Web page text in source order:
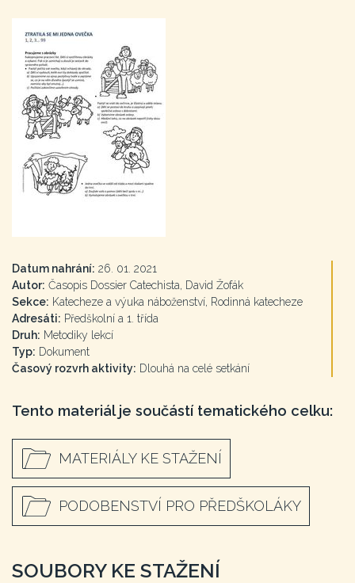
Datum nahrání: 26. 01. 2021
Autor: Časopis Dossier Catechista, David Žofák
Sekce: Katecheze a výuka náboženství, Rodinná katecheze
Adresáti: Předškolní a 1. třída
Druh: Metodiky lekcí
Typ: Dokument
Časový rozvrh aktivity: Dlouhá na celé setkání
Tento materiál je součástí tematického celku:
MATERIÁLY KE STAŽENÍ
PODOBENSTVÍ PRO PŘEDŠKOLÁKY
SOUBORY KE STAŽENÍ